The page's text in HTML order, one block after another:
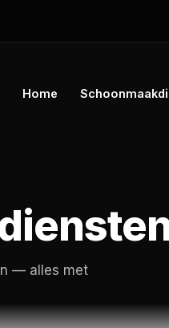
Home
— alles met